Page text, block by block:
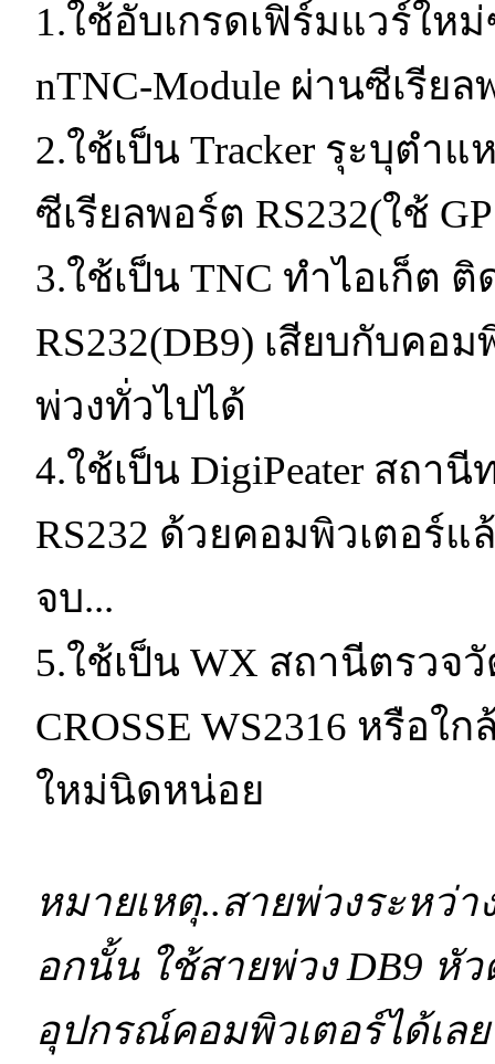
1.ใช้อับเกรดเฟิร์มแวร์ให
nTNC-Module ผ่านซีเรียล
2.ใช้เป็น Tracker รุะบุต
ซีเรียลพอร์ต RS232(ใช้
3.ใช้เป็น TNC ทำไอเก็ต
RS232(DB9) เสียบกับคอ
พ่วงทั่วไปได้
4.ใช้เป็น DigiPeater สถ
RS232 ด้วยคอมพิวเตอร์แ
จบ...
5.ใช้เป็น WX สถานีตรวจ
CROSSE WS2316 หรือใ
ใหม่นิดหน่อย
หมายเหตุ..สายพ่วงระหว่
อกนั้น ใช้สายพ่วง DB9 หั
อุปกรณ์คอมพิวเตอร์ได้เลย